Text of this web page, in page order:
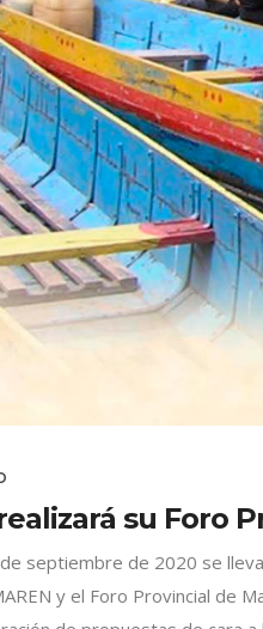
su Foro
septiembre de 2020 se
y el Foro Provincial de